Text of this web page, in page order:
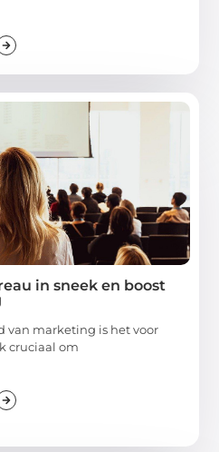
in sneek en boost
van marketing is het voor
cruciaal om